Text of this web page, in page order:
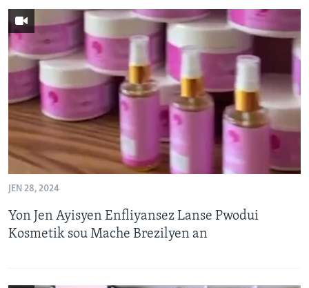
JEN 28, 2024
Yon Jen Ayisyen Enfliyansez Lanse Pwodui
Kosmetik sou Mache Brezilyen an